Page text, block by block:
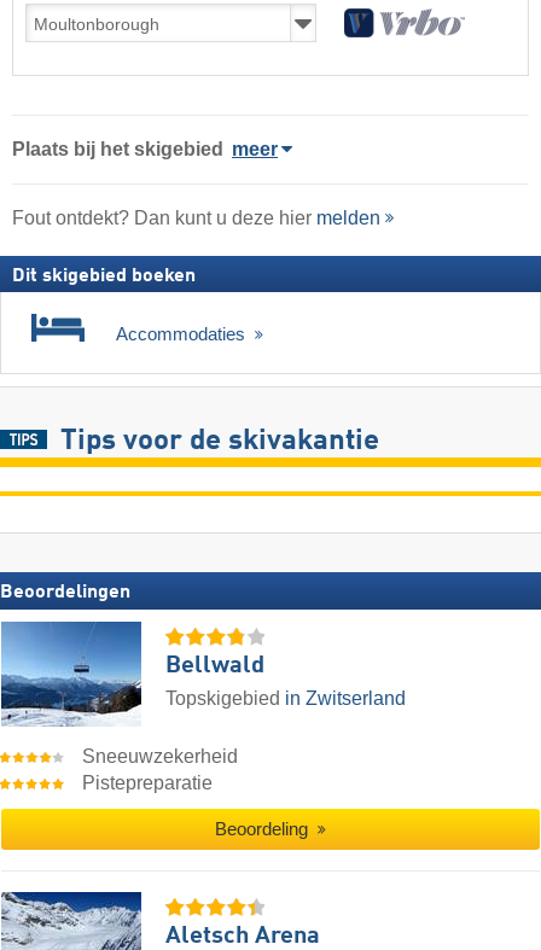
Plaats bij het skigebied meer
Fout ontdekt? Dan kunt u deze hier melden
Dit skigebied boeken
Accommodaties
Tips voor de skivakantie
Beoordelingen
Bellwald
Topskigebied in Zwitserland
Sneeuwzekerheid
Pistepreparatie
Beoordeling
Aletsch Arena